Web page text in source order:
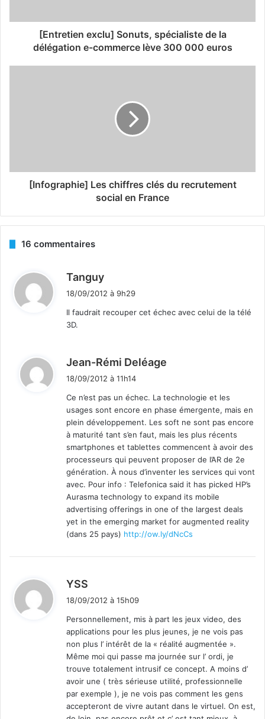
[Entretien exclu] Sonuts, spécialiste de la
délégation e-commerce lève 300 000 euros
[Infographie] Les chiffres clés du recrutement
social en France
16 commentaires
Tanguy
18/09/2012 à 9h29
Il faudrait recouper cet échec avec celui de la télé
3D.
Jean-Rémi Deléage
:
18/09/2012 à 11h14
Ce n’est pas un échec. La technologie et les
usages sont encore en phase émergente, mais en
plein développement. Les soft ne sont pas encore
à maturité tant s’en faut, mais les plus récents
smartphones et tablettes commencent à avoir des
processeurs qui peuvent proposer de l’AR de 2e
génération. À nous d’inventer les services qui vont
avec. Pour info : Telefonica said it has picked HP’s
Aurasma technology to expand its mobile
advertising offerings in one of the largest deals
yet in the emerging market for augmented reality
(dans 25 pays) http://ow.ly/dNcCs
YSS
:
18/09/2012 à 15h09
Personnellement, mis à part les jeux video, des
applications pour les plus jeunes, je ne vois pas
non plus l’ intérêt de la « réalité augmentée ».
Même moi qui passe ma journée sur l’ ordi, je
trouve totalement intrusif ce concept. A moins d’
avoir une ( très sérieuse utilité, professionnelle
par exemple ), je ne vois pas comment les gens
accepteront de vivre autant dans le virtuel. On est,